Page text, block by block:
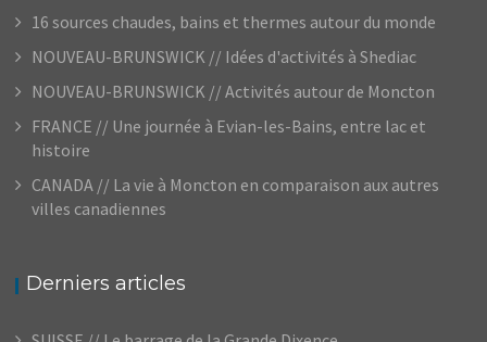
16 sources chaudes, bains et thermes autour du monde
NOUVEAU-BRUNSWICK // Idées d'activités à Shediac
NOUVEAU-BRUNSWICK // Activités autour de Moncton
FRANCE // Une journée à Evian-les-Bains, entre lac et
histoire
CANADA // La vie à Moncton en comparaison aux autres
villes canadiennes
Derniers articles